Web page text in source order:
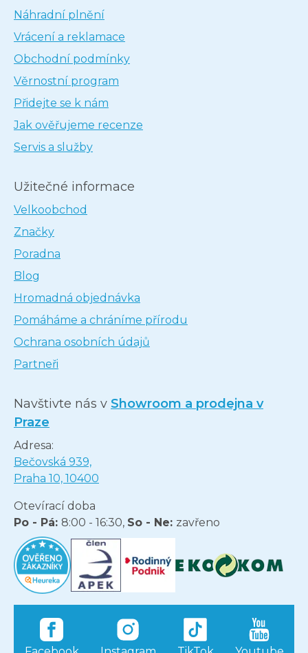
Náhradní plnění
Vrácení a reklamace
Obchodní podmínky
Věrnostní program
Přidejte se k nám
Jak ověřujeme recenze
Servis a služby
Užitečné informace
Velkoobchod
Značky
Poradna
Blog
Hromadná objednávka
Pomáháme a chráníme přírodu
Ochrana osobních údajů
Partneři
Navštivte nás v Showroom a prodejna v
Praze
Adresa:
Bečovská 939,
Praha 10, 10400
Otevírací doba
Po - Pá: 8:00 - 16:30, So - Ne: zavřeno